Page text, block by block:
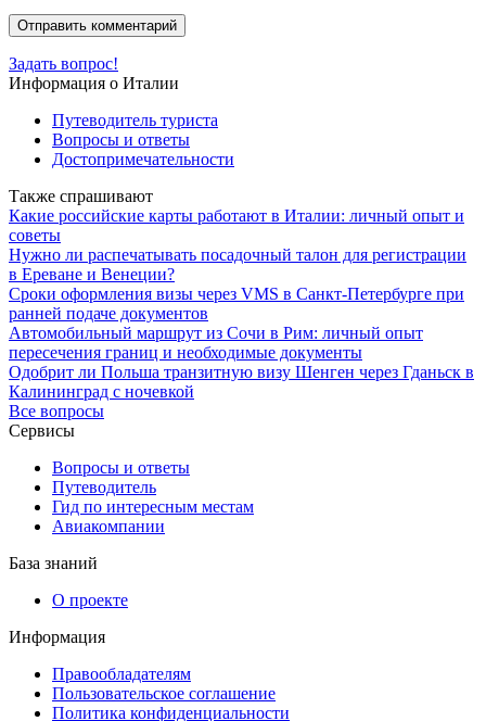
Задать вопрос!
Информация о Италии
Путеводитель туриста
Вопросы и ответы
Достопримечательности
Также спрашивают
Какие российские карты работают в Италии: личный опыт и
советы
Нужно ли распечатывать посадочный талон для регистрации
в Ереване и Венеции?
Сроки оформления визы через VMS в Санкт-Петербурге при
ранней подаче документов
Автомобильный маршрут из Сочи в Рим: личный опыт
пересечения границ и необходимые документы
Одобрит ли Польша транзитную визу Шенген через Гданьск в
Калининград с ночевкой
Все вопросы
Сервисы
Вопросы и ответы
Путеводитель
Гид по интересным местам
Авиакомпании
База знаний
О проекте
Информация
Правообладателям
Пользовательское соглашение
Политика конфиденциальности